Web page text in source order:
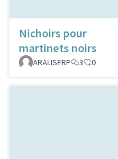
Nichoirs pour
martinets noirs
ARALISFRP
3 0